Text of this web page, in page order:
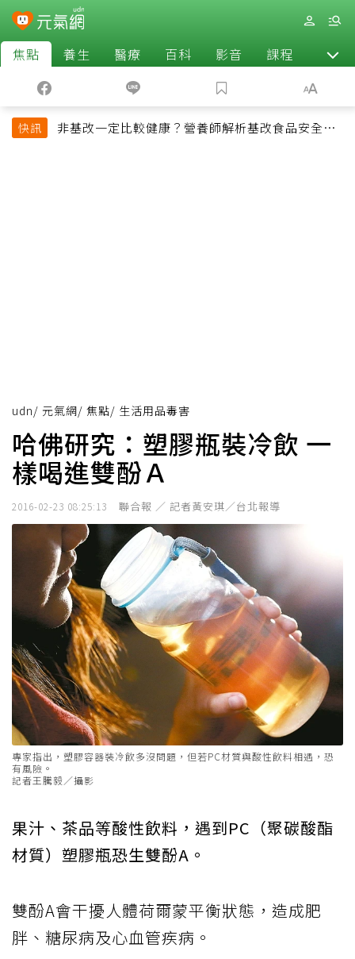
焦點 養生 醫療 百科 影音 課程 退休
快訊
非基改一定比較健康？營養師解析基改食品安全性
udn/ 元氣網/ 焦點/ 生活用品毒害
哈佛研究：塑膠瓶裝冷飲 一
樣喝進雙酚Ａ
2016-02-23 08:25:13 聯合報 ／ 記者黃安琪／台北報導
專家指出，塑膠容器裝冷飲多沒問題，但若PC材質與酸性飲料相遇，恐
有風險。
記者王騰毅／攝影
果汁、茶品等酸性飲料，遇到PC（聚碳酸酯
材質）塑膠瓶恐生雙酚A。
雙酚A會干擾人體荷爾蒙平衡狀態，造成肥
胖、糖尿病及心血管疾病。